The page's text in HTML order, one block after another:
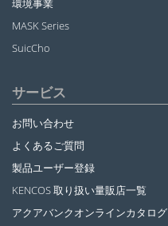
環境事業
MASK Series
SuicCho
サービス
お問い合わせ
よくあるご質問
製品ユーザー登録
KENCOS 取り扱い量販店一覧
アクアバンクオンラインカタログ